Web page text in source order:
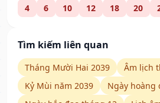
4 6 10 12 18 20
Tìm kiếm liên quan
Tháng Mười Hai 2039
Âm lịch
Kỷ Mùi năm 2039
Ngày hoàng